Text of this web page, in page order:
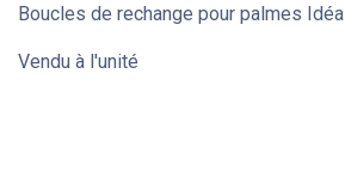
Boucles de rechange pour palmes Idéa
Vendu à l'unité